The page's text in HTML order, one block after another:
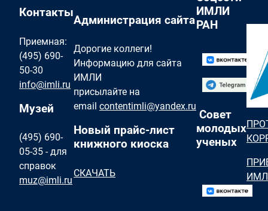
Контакты
Приемная:
(495) 690-
50-30
info@imli.ru
Музей
(495) 690-
05-35 - для
справок
muz@imli.ru
Администрация сайта
Дорогие коллеги!
Информацию для сайта
ИМЛИ
присылайте на
email contentimli@yandex.ru
Новый прайс-лист
книжного киоска
СКАЧАТЬ
ИМЛИ
РАН
Совет
молодых
ученых